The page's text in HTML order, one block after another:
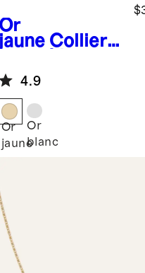
Or
jaune Collier
à chaîne
vénitienne
4.9
Or
jaune
Or
blanc